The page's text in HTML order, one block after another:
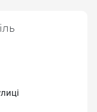
тґ-каналу.